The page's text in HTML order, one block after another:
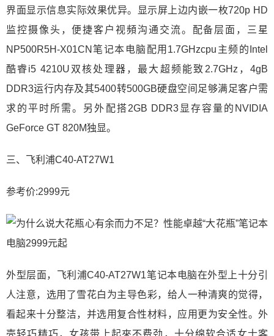
界面显示信息实际效果优异。显示屏上边内嵌一枚720p HD
监控摄像头，便捷客户视頻沟通交流。配备层面，三星
NP500R5H-X01CN笔记本电脑配用1.7GHzcpu主频的Intel
酷睿i5 4210U双核处理器，最大超频能致2.7GHz，4gB
DDR3运行内存及其5400转500GB硬盘空间足够满足客户需
求的平时所需。另外配搭2GB DDR3显存容量的NVIDIA
GeForce GT 820M独显。
三、飞利浦C40-AT27W1
参考价:2999元
外型层面，飞利浦C40-AT27W1笔记本电脑在外型上十分引
人注意，选用了雪花白为主导色彩，给人一种清爽的觉得，
看起来十分整洁，并选用复合性材料，应用更为安全性。外
壳轻巧精巧，女孩带上起來不费劲，十分绵软合适女士客